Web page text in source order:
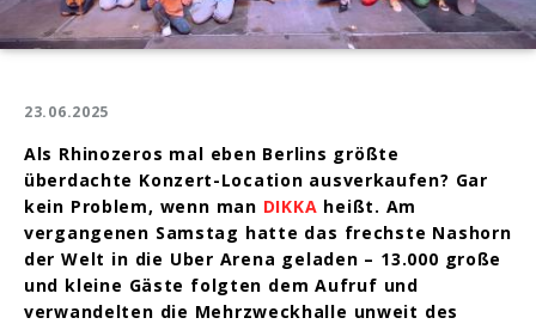
23.06.2025
Als Rhinozeros mal eben Berlins größte
überdachte Konzert-Location ausverkaufen? Gar
kein Problem, wenn man DIKKA heißt. Am
vergangenen Samstag hatte das frechste Nashorn
der Welt in die Uber Arena geladen – 13.000 große
und kleine Gäste folgten dem Aufruf und
verwandelten die Mehrzweckhalle unweit des